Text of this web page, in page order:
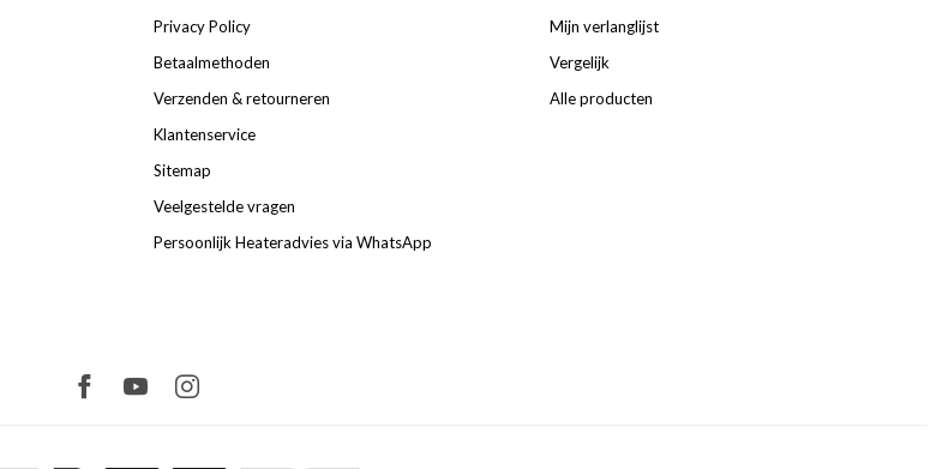
Privacy Policy
Betaalmethoden
Verzenden & retourneren
Klantenservice
Sitemap
Veelgestelde vragen
Persoonlijk Heateradvies via WhatsApp
Mijn verlanglijst
Vergelijk
Alle producten